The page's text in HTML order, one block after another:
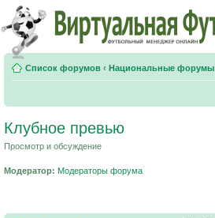
Список форумов ‹ Национальные форумы
Клубное превью
Просмотр и обсуждение
Модератор: Модераторы форума